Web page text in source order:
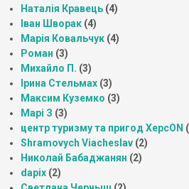
Наталія Кравець (4)
Іван Шворак (4)
Марія Ковальчук (4)
Роман (3)
Михайло П. (3)
Ірина Стельмах (3)
Максим Куземко (3)
Марі З (3)
центр туризму та пригод ХерсON
Shramovych Viacheslav (2)
Николай Бабаджанян (2)
dapix (2)